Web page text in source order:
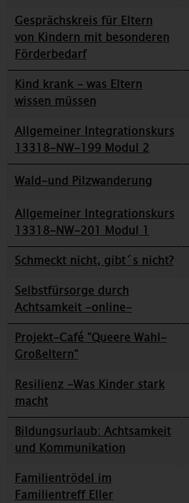
Gesprächskreis für Eltern
von Kindern mit besonderen
Förderbedarf
Kind krank - was Eltern
wissen müssen
Allgemeiner Integrationskurs
13318-NW-199 Modul 2
Wald-und Pilzwanderung
Allgemeiner Integrationskurs
13318-NW-201 Modul 1
Schmeckt nicht, gibt´s nicht?
Selbstfürsorge durch
Achtsamkeit -online-
Projekt-Café "Queere Wahl-
Großeltern"
Resilienz -Was Kinder stark
macht
Bildungsurlaub: Achtsamkeit
und Kommunikation
Familientrödel im
Familientreff Eller